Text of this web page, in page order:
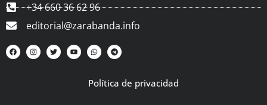
+34 660 36 62 96
editorial@zarabanda.info
Política de privacidad